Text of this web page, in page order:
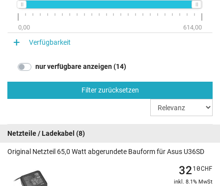
0,00 614,00
Verfügbarkeit
nur verfügbare anzeigen (14)
Filter zurücksetzen
Netzteile / Ladekabel (8)
Original Netzteil 65,0 Watt abgerundete Bauform für Asus U36SD
3210CHF
inkl. 8.1% MwSt